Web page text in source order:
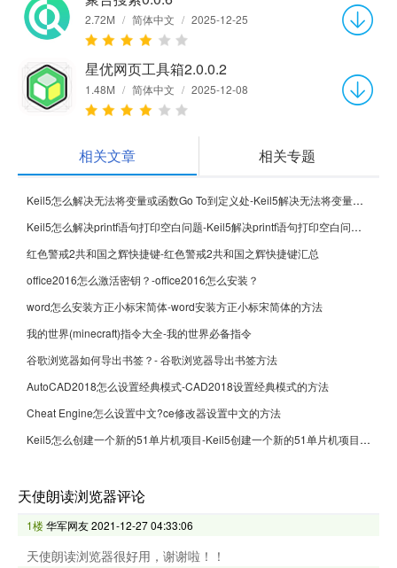
2.72M / 简体中文 / 2025-12-25
星优网页工具箱2.0.0.2
1.48M / 简体中文 / 2025-12-08
相关文章 相关专题
Keil5怎么解决无法将变量或函数Go To到定义处-Keil5解决无法将变量或函数Go To到定义处的方法
Keil5怎么解决printf语句打印空白问题-Keil5解决printf语句打印空白问题的方法
红色警戒2共和国之辉快捷键-红色警戒2共和国之辉快捷键汇总
office2016怎么激活密钥？-office2016怎么安装？
word怎么安装方正小标宋简体-word安装方正小标宋简体的方法
我的世界(minecraft)指令大全-我的世界必备指令
谷歌浏览器如何导出书签？- 谷歌浏览器导出书签方法
AutoCAD2018怎么设置经典模式-CAD2018设置经典模式的方法
Cheat Engine怎么设置中文?ce修改器设置中文的方法
Keil5怎么创建一个新的51单片机项目-Keil5创建一个新的51单片机项目的方法
天使朗读浏览器评论
1楼华军网友2021-12-27 04:33:06
天使朗读浏览器很好用，谢谢啦！！